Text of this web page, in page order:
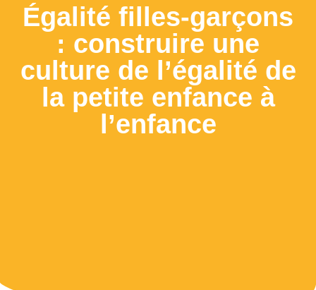
Égalité filles-garçons
: construire une
culture de l’égalité de
la petite enfance à
l’enfance